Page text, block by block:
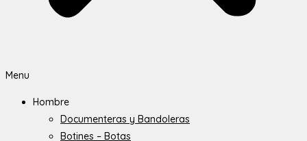
Menu
Hombre
Documenteras y Bandoleras
Botines – Botas